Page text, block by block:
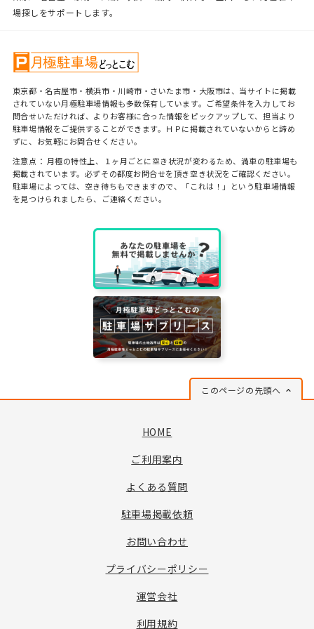
場探しをサポートします。
東京都・名古屋市・横浜市・川崎市・さいたま市・大阪市は、当サイトに掲載
されていない月極駐車場情報も多数保有しています。ご希望条件を入力してお
問合せいただければ、よりお客様に合った情報をピックアップして、担当より
駐車場情報をご提供することができます。ＨＰに掲載されていないからと諦め
ずに、お気軽にお問合せください。
注意点： 月極の特性上、１ヶ月ごとに空き状況が変わるため、満車の駐車場も
掲載されています。必ずその都度お問合せを頂き空き状況をご確認ください。
駐車場によっては、空き待ちもできますので、「これは！」という駐車場情報
を見つけられましたら、ご連絡ください。
このページの先頭へ
HOME
ご利用案内
よくある質問
駐車場掲載依頼
お問い合わせ
プライバシーポリシー
運営会社
利用規約